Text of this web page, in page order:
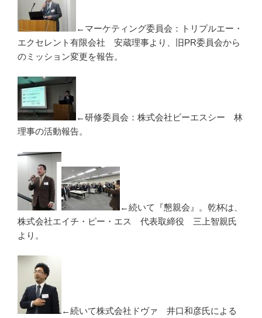
←マーケティング委員会：トリプルエー・
エクセレント有限会社 安蔵理事より、旧PR委員会から
のミッション変更を報告。
←研修委員会：株式会社ビーエスシー 林
理事の活動報告。
←続いて『懇親会』。乾杯は、
株式会社エイチ・ピー・エス 代表取締役 三上智親氏
より。
←続いて株式会社ドヴァ 井口和彦氏による